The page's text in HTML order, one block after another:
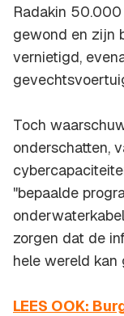
Radakin
gewond en zijn
vernietigd,
Toch
onderschatten,
"bepaalde
zorgen dat de
hele wereld kan
LEES OOK: